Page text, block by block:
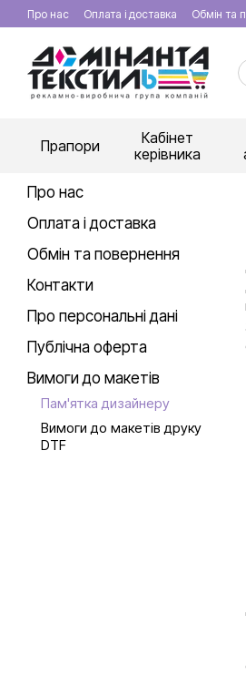
Перейти к основному контенту
Про нас Оплата і доставка Обмін та
Прапори
Кабінет
керівника
Про нас
Оплата і доставка
Обмін та повернення
Контакти
Про персональні дані
Публічна оферта
Вимоги до макетів
Пам'ятка дизайнеру
Вимоги до макетів друку
DTF